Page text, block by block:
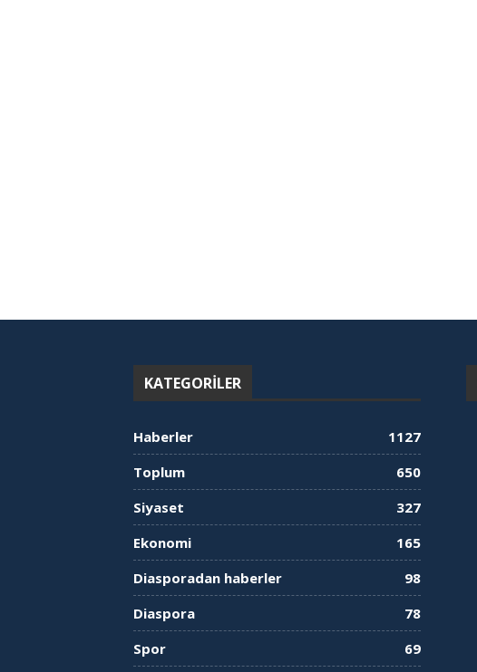
KATEGORILER
Haberler
1127
Toplum
650
Siyaset
327
Ekonomi
165
Diasporadan haberler
98
Diaspora
78
Spor
69